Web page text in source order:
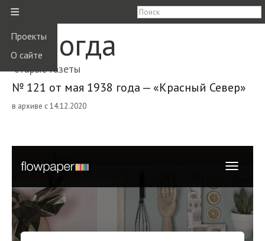
≡
Проекты
О сайте
Вологда
старые газеты
№ 121 от мая 1938 года — «Красный Север»
в архиве с 14.12.2020